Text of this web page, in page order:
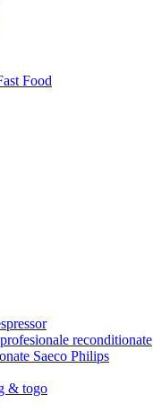
Food
reconditionate
Saeco Philips
& togo